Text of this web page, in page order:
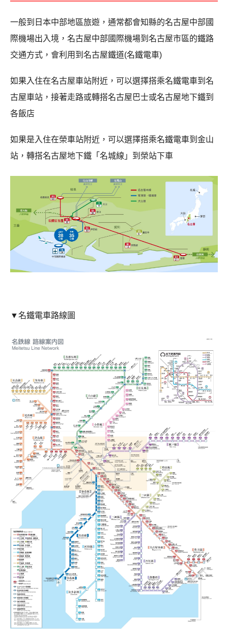
一般到日本中部地區旅遊，通常都會知縣的名古屋中部國
際機場出入境，名古屋中部國際機場到名古屋市區的鐵路
交通方式，會利用到名古屋鐵道(名鐵電車)
如果入住在名古屋車站附近，可以選擇搭乘名鐵電車到名
古屋車站，接著走路或轉搭名古屋巴士或名古屋地下鐵到
各飯店
如果是入住在榮車站附近，可以選擇搭乘名鐵電車到金山
站，轉搭名古屋地下鐵「名城線」到榮站下車
▼名鐵電車路線圖